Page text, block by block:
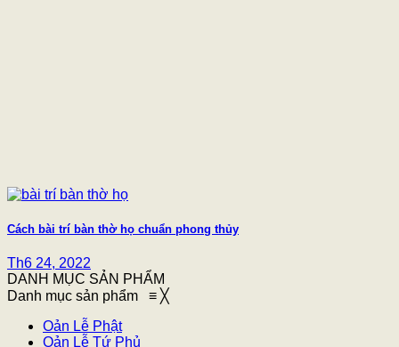
Cách bài trí bàn thờ họ chuẩn phong thủy
Th6 24, 2022
DANH MỤC SẢN PHẨM
Danh mục sản phẩm ≡ ╳
Oản Lễ Phật
Oản Lễ Tứ Phủ